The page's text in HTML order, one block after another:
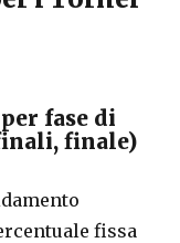
fase di
finale)
fissa